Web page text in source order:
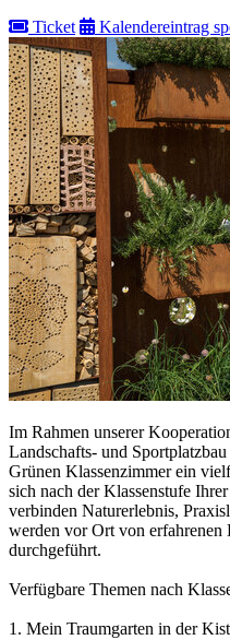
Ticket
Kalendereintrag
Im Rahmen unserer
Landschafts- und
Grünen Klassenzimmer ein
sich nach der Klassenstufe
verbinden Naturerlebnis,
werden vor Ort von erfahrenen
durchgeführt.
Verfügbare Themen nach
1. Mein Traumgarten in der